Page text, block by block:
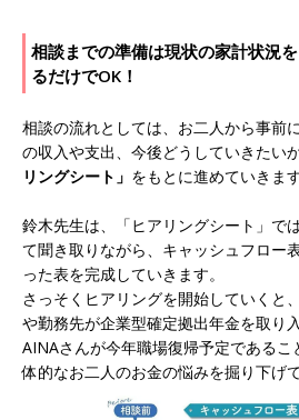
相談までの準備は現状の家計状況
るだけでOK！
相談の流れとしては、お二人から事前
の収入や支出、今後どうしていきたい
リングシート」 をもとに進めていきます
鈴木先生は、「ヒアリングシート」で
て聞き取りながら、キャッシュフロー
った表を完成していきます。
さっそくヒアリングを開始していくと
や勤務先が企業型確定拠出年金を取り
AINAさんが今年職場復帰予定である
体的なお二人のお金の悩みを掘り下げ